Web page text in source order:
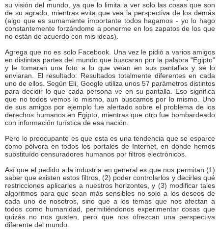
su visión del mundo, ya que lo limita a ver solo las cosas que son
de su agrado, mientras evita que vea la perspectiva de los demás
(algo que es sumamente importante todos hagamos - yo lo hago
constantemente forzándome a ponerme en los zapatos de los que
no están de acuerdo con mis ideas).
Agrega que no es solo Facebook. Una vez le pidió a varios amigos
en distintas partes del mundo que buscaran por la palabra "Egipto"
y le tomaran una foto a lo que veían en sus pantallas y se lo
enviaran. El resultado: Resultados totalmente diferentes en cada
uno de ellos. Según Eli, Google utiliza unos 57 parámetros distintos
para decidir lo que cada persona ve en su pantalla. Eso significa
que no todos vemos lo mismo, aun buscamos por lo mismo. Uno
de sus amigos por ejemplo fue alertado sobre el problema de los
derechos humanos en Egipto, mientras que otro fue bombardeado
con información turística de esa nación.
Pero lo preocupante es que esta es una tendencia que se esparce
como pólvora en todos los portales de Internet, en donde hemos
substituído censuradores humanos por filtros electrónicos.
Así que el pedido a la industria en general es que nos permitan (1)
saber que existen estos filtros, (2) poder controlarlos y decirles qué
restricciones aplicarles a nuestros horizontes, y (3) modificar tales
algoritmos para que sean más sensibles no solo a los deseos de
cada uno de nosotros, sino que a los temas que nos afectan a
todos como humanidad, permitiéndonos experimentar cosas que
quizás no nos gusten, pero que nos ofrezcan una perspectiva
diferente del mundo.